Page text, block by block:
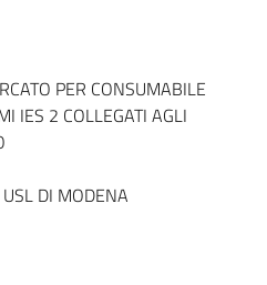
PER CONSUMABILE
IES 2 COLLEGATI AGLI
DI MODENA